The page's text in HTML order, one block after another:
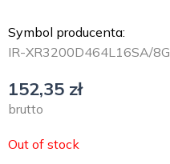
Symbol producenta:
IR-XR3200D464L16SA/8G
152,35 zł
brutto
Out of stock